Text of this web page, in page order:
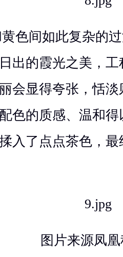
色间如此复杂的
出的霞光之美，
会显得夸张，恬
色的质感、温和
入了点点茶色，
图片来源凤